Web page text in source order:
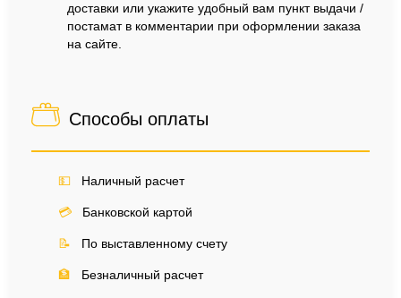
доставки или укажите удобный вам пункт выдачи /
постамат в комментарии при оформлении заказа
на сайте.
Способы оплаты
💵 Наличный расчет
💳 Банковской картой
📝 По выставленному счету
🏦 Безналичный расчет